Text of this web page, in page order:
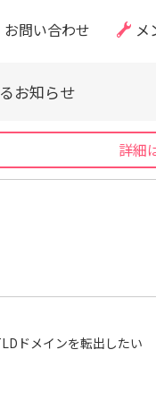
お問い合わせ メ
・CVE-2026-60137）
CVE-2026-60137）
イト」にご注意くだ
・CVE-2026-60137）
詳細
ドメインを転出したい